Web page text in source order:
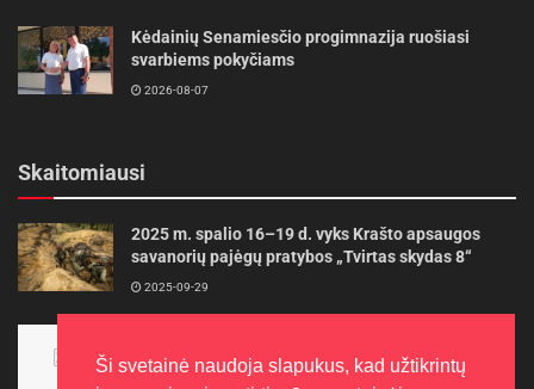
Kėdainių Senamiesčio progimnazija ruošiasi
svarbiems pokyčiams
2026-08-07
Skaitomiausi
2025 m. spalio 16–19 d. vyks Krašto apsaugos
savanorių pajėgų pratybos „Tvirtas skydas 8“
2025-09-29
aukso
Ši svetainė naudoja slapukus, kad užtikrintų